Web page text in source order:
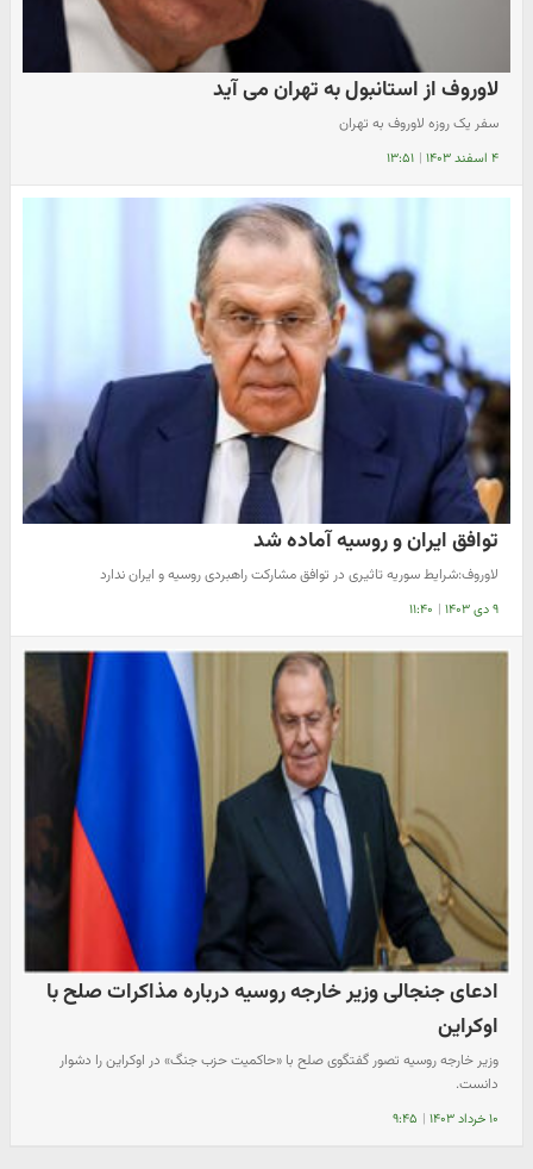
لاوروف از استانبول به تهران می آید
سفر یک روزه لاوروف به تهران
۴ اسفند ۱۴۰۳ | ۱۳:۵۱
توافق ایران و روسیه آماده شد
لاوروف:شرایط سوریه تاثیری در توافق مشارکت راهبردی روسیه و ایران ندارد
۹ دی ۱۴۰۳ | ۱۱:۴۰
ادعای جنجالی وزیر خارجه روسیه درباره مذاکرات صلح با
اوکراین
وزیر خارجه روسیه تصور گفتگوی صلح با «حاکمیت حزب جنگ» در اوکراین را دشوار
دانست.
۱۰ خرداد ۱۴۰۳ | ۹:۴۵